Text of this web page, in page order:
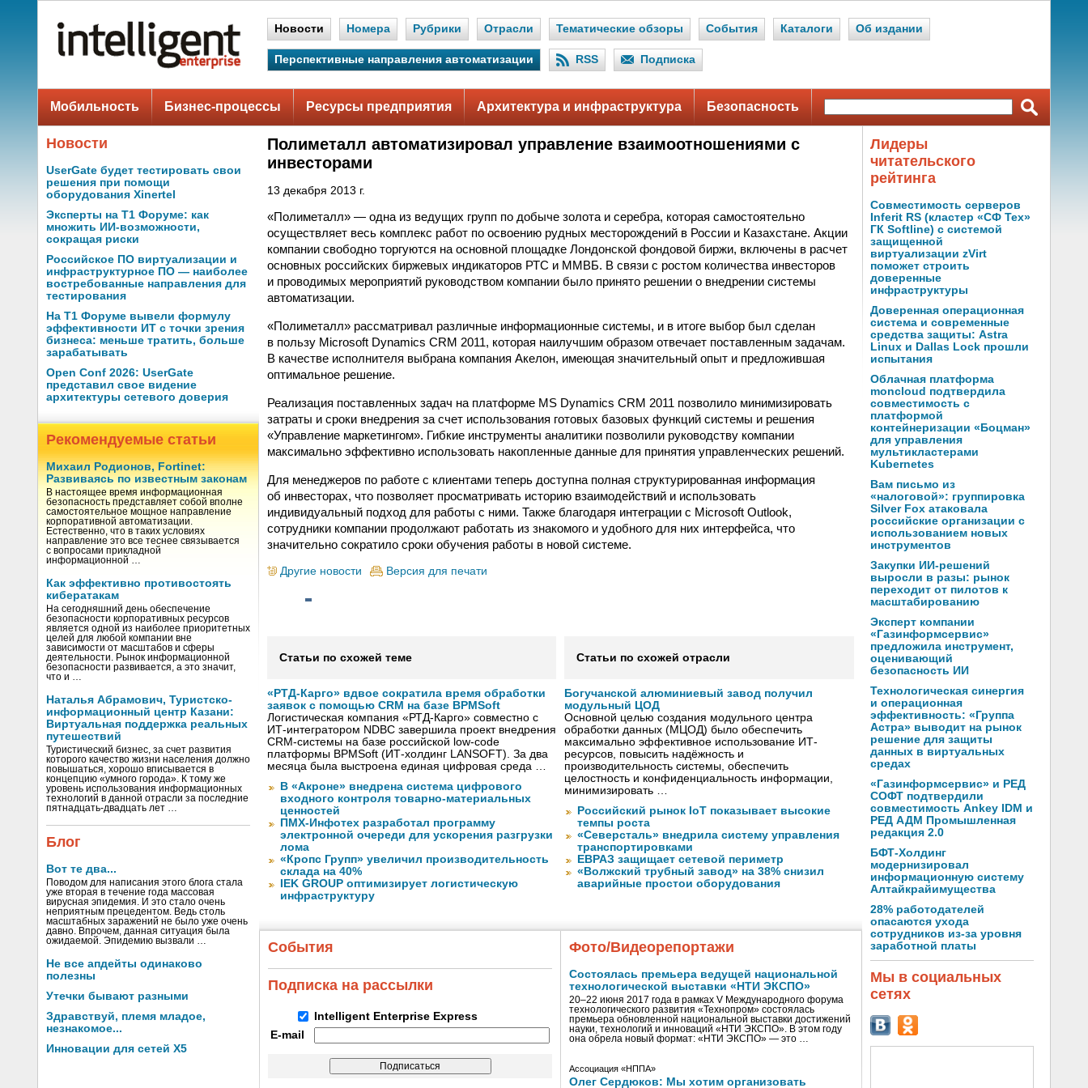
Новости Номера Рубрики Отрасли Тематические обзоры События Каталоги Об издании
Перспективные направления автоматизации RSS Подписка
Мобильность Бизнес-процессы Ресурсы предприятия Архитектура и инфраструктура Безопасность
Новости
UserGate будет тестировать свои
решения при помощи
оборудования Xinertel
Эксперты на Т1 Форуме: как
множить ИИ-возможности,
сокращая риски
Российское ПО виртуализации и
инфраструктурное ПО — наиболее
востребованные направления для
тестирования
На Т1 Форуме вывели формулу
эффективности ИТ с точки зрения
бизнеса: меньше тратить, больше
зарабатывать
Open Conf 2026: UserGate
представил свое видение
архитектуры сетевого доверия
Рекомендуемые статьи
Михаил Родионов, Fortinet:
Развиваясь по известным законам
В настоящее время информационная
безопасность представляет собой вполне
самостоятельное мощное направление
корпоративной автоматизации.
Естественно, что в таких условиях
направление это все теснее связывается
с вопросами прикладной
информационной …
Как эффективно противостоять
кибератакам
На сегодняшний день обеспечение
безопасности корпоративных ресурсов
является одной из наиболее приоритетных
целей для любой компании вне
зависимости от масштабов и сферы
деятельности. Рынок информационной
безопасности развивается, а это значит,
что и …
Наталья Абрамович, Туристско-
информационный центр Казани:
Виртуальная поддержка реальных
путешествий
Туристический бизнес, за счет развития
которого качество жизни населения должно
повышаться, хорошо вписывается в
концепцию «умного города». К тому же
уровень использования информационных
технологий в данной отрасли за последние
пятнадцать-двадцать лет …
Блог
Вот те два...
Поводом для написания этого блога стала
уже вторая в течение года массовая
вирусная эпидемия. И это стало очень
неприятным прецедентом. Ведь столь
масштабных заражений не было уже очень
давно. Впрочем, данная ситуация была
ожидаемой. Эпидемию вызвали …
Не все апдейты одинаково
полезны
Утечки бывают разными
Здравствуй, племя младое,
незнакомое...
Инновации для сетей X5
Полиметалл автоматизировал управление взаимоотношениями с
инвесторами
13 декабря 2013 г.
«Полиметалл» — одна из ведущих групп по добыче золота и серебра, которая самостоятельно
осуществляет весь комплекс работ по освоению рудных месторождений в России и Казахстане. Акции
компании свободно торгуются на основной площадке Лондонской фондовой биржи, включены в расчет
основных российских биржевых индикаторов РТС и ММВБ. В связи с ростом количества инвесторов
и проводимых мероприятий руководством компании было принято решении о внедрении системы
автоматизации.
«Полиметалл» рассматривал различные информационные системы, и в итоге выбор был сделан
в пользу Microsoft Dynamics CRM 2011, которая наилучшим образом отвечает поставленным задачам.
В качестве исполнителя выбрана компания Акелон, имеющая значительный опыт и предложившая
оптимальное решение.
Реализация поставленных задач на платформе MS Dynamics CRM 2011 позволило минимизировать
затраты и сроки внедрения за счет использования готовых базовых функций системы и решения
«Управление маркетингом». Гибкие инструменты аналитики позволили руководству компании
максимально эффективно использовать накопленные данные для принятия управленческих решений.
Для менеджеров по работе с клиентами теперь доступна полная структурированная информация
об инвесторах, что позволяет просматривать историю взаимодействий и использовать
индивидуальный подход для работы с ними. Также благодаря интеграции с Microsoft Outlook,
сотрудники компании продолжают работать из знакомого и удобного для них интерфейса, что
значительно сократило сроки обучения работы в новой системе.
Другие новости Версия для печати
Статьи по схожей теме
«РТД-Карго» вдвое сократила время обработки
заявок с помощью CRM на базе BPMSoft
Логистическая компания «РТД-Карго» совместно с
ИТ-интегратором NDBC завершила проект внедрения
CRM-системы на базе российской low-code
платформы BPMSoft (ИТ-холдинг LANSOFT). За два
месяца была выстроена единая цифровая среда …
В «Акроне» внедрена система цифрового
входного контроля товарно-материальных
ценностей
ПМХ-Инфотех разработал программу
электронной очереди для ускорения разгрузки
лома
«Кропс Групп» увеличил производительность
склада на 40%
IEK GROUP оптимизирует логистическую
инфраструктуру
Статьи по схожей отрасли
Богучанской алюминиевый завод получил
модульный ЦОД
Основной целью создания модульного центра
обработки данных (МЦОД) было обеспечить
максимально эффективное использование ИТ-
ресурсов, повысить надёжность и
производительность системы, обеспечить
целостность и конфиденциальность информации,
минимизировать …
Российский рынок IoT показывает высокие
темпы роста
«Северсталь» внедрила систему управления
транспортировками
ЕВРАЗ защищает сетевой периметр
«Волжский трубный завод» на 38% снизил
аварийные простои оборудования
События
Подписка на рассылки
Intelligent Enterprise Express
E-mail
Фото/Видеорепортажи
Состоялась премьера ведущей национальной
технологической выставки «НТИ ЭКСПО»
20–22 июня 2017 года в рамках V Международного форума
технологического развития «Технопром» состоялась
премьера обновленной национальной выставки достижений
науки, технологий и инноваций «НТИ ЭКСПО». В этом году
она обрела новый формат: «НТИ ЭКСПО» — это …
Ассоциация «НППА»
Олег Сердюков: Мы хотим организовать
Лидеры
читательского
рейтинга
Совместимость серверов
Inferit RS (кластер «СФ Тех»
ГК Softline) с системой
защищенной
виртуализации zVirt
поможет строить
доверенные
инфраструктуры
Доверенная операционная
система и современные
средства защиты: Astra
Linux и Dallas Lock прошли
испытания
Облачная платформа
moncloud подтвердила
совместимость с
платформой
контейнеризации «Боцман»
для управления
мультикластерами
Kubernetes
Вам письмо из
«налоговой»: группировка
Silver Fox атаковала
российские организации с
использованием новых
инструментов
Закупки ИИ-решений
выросли в разы: рынок
переходит от пилотов к
масштабированию
Эксперт компании
«Газинформсервис»
предложила инструмент,
оценивающий
безопасность ИИ
Технологическая синергия
и операционная
эффективность: «Группа
Астра» выводит на рынок
решение для защиты
данных в виртуальных
средах
«Газинформсервис» и РЕД
СОФТ подтвердили
совместимость Ankey IDM и
РЕД АДМ Промышленная
редакция 2.0
БФТ-Холдинг
модернизировал
информационную систему
Алтайкрайимущества
28% работодателей
опасаются ухода
сотрудников из-за уровня
заработной платы
Мы в социальных
сетях